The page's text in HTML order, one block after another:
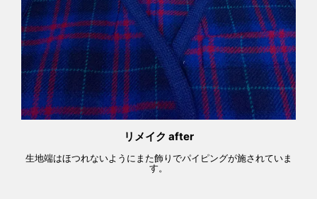
リメイク after
生地端はほつれないようにまた飾りでパイピングが施されていま
す。